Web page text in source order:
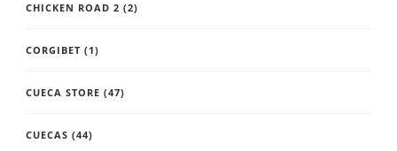
CHICKEN ROAD 2 (2)
CORGIBET (1)
CUECA STORE (47)
CUECAS (44)